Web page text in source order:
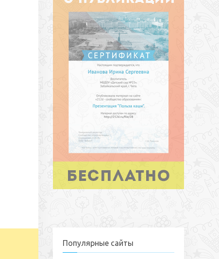
Популярные сайты